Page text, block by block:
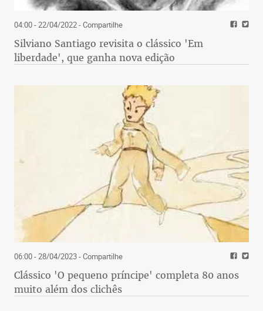
04:00 - 22/04/2022- Compartilhe
Silviano Santiago revisita o clássico 'Em
liberdade', que ganha nova edição
06:00 - 28/04/2023- Compartilhe
Clássico 'O pequeno príncipe' completa 80 anos
muito além dos clichês